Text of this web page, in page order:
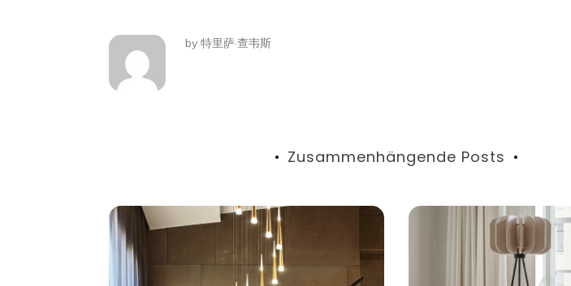
by特里萨·查韦斯
Zusammenhängende Posts